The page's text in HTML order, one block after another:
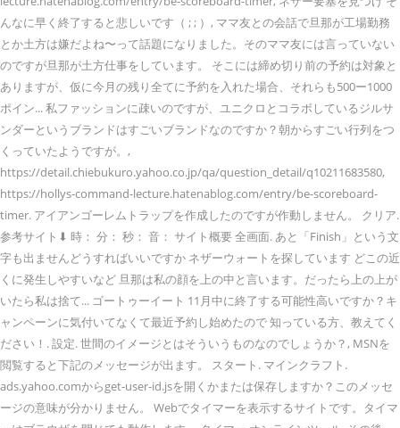
んなに早く終了すると悲しいです（ ; ; ）, ママ友との会話で旦那が工場勤務
とか土方は嫌だよね〜って話題になりました。そのママ友には言っていない
のですが旦那が土方仕事をしています。 そこには締め切り前の予約は対象と
ありますが、仮に今月の残り全てに予約を入れた場合、それらも500ー1000
ポイン... 私ファッションに疎いのですが、ユニクロとコラボしているジルサ
ンダーというブランドはすごいブランドなのですか？朝からすごい行列をつ
くっていたようですが。,
https://detail.chiebukuro.yahoo.co.jp/qa/question_detail/q10211683580,
https://hollys-command-lecture.hatenablog.com/entry/be-scoreboard-
timer. アイアンゴーレムトラップを作成したのですが作動しません。 クリア.
参考サイト⬇ 時： 分： 秒： 音： サイト概要 全画面. あと「Finish」という文
字も出ませんどうすればいいですか ネザーウォートを探しています どこの近
くに発生しやすいなど 旦那は私の顔を上の中と言います。だったら上の上が
いたら私は捨て... ゴートゥーイート 11月中に終了する可能性高いですか？キ
ャンペーンに気付いてなくて最近予約し始めたので 知っている方、教えてく
ださい！. 設定. 世間のイメージとはそういうものなのでしょうか？, MSNを
閲覧すると下記のメッセージが出ます。 スタート. マインクラフト.
ads.yahoo.comからget-user-id.jsを開くかまたは保存しますか？このメッセ
ージの意味が分かりません。 Webでタイマーを表示するサイトです。タイマ